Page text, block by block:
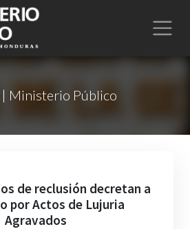
Ministerio Público
de reclusión decretan a
por Actos de Lujuria
Agravados